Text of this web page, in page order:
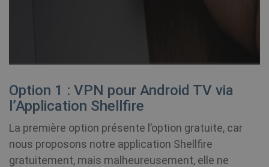
Option 1 : VPN pour Android TV via
l’Application Shellfire
La première option présente l’option gratuite, car
nous proposons notre application Shellfire
gratuitement, mais malheureusement, elle ne